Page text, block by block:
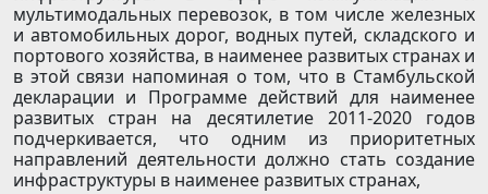
мультимодальных перевозок, в том числе железных
и автомобильных дорог, водных путей, складского и
портового хозяйства, в наименее развитых странах и
в этой связи напоминая о том, что в Стамбульской
декларации и Программе действий для наименее
развитых стран на десятилетие 2011-2020 годов
подчеркивается, что одним из приоритетных
направлений деятельности должно стать создание
инфраструктуры в наименее развитых странах,